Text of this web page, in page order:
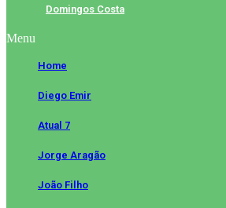
Domingos Costa
Menu
Home
Diego Emir
Atual 7
Jorge Aragão
João Filho